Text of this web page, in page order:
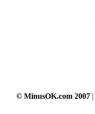
© MinusOK.com 2007 |